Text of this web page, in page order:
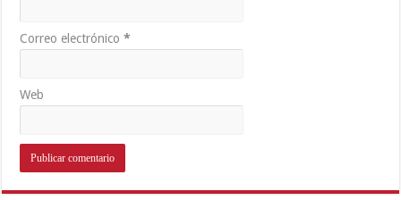
Correo electrónico*
Web